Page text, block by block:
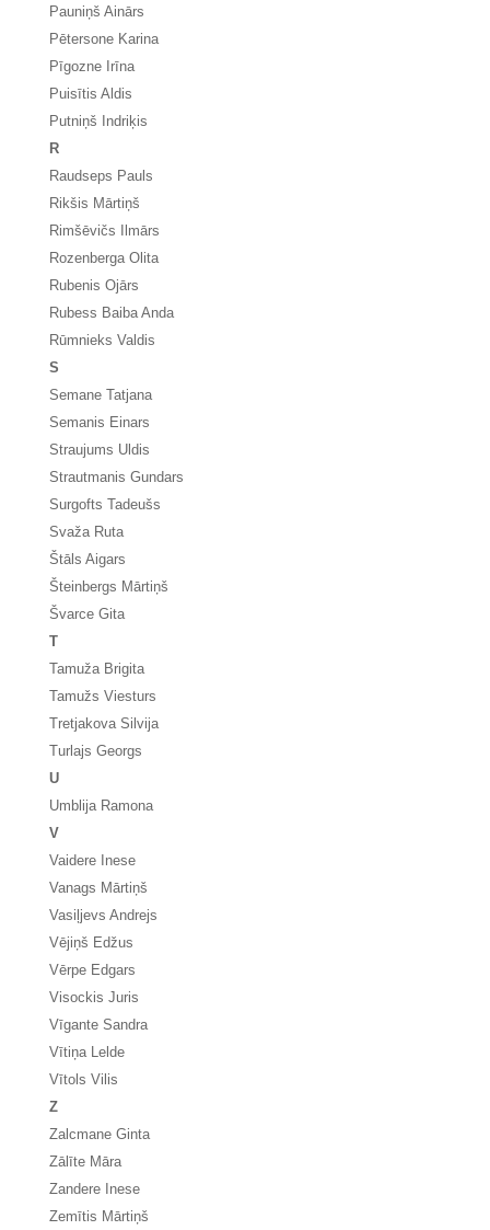
Pauniņš Ainārs
Pētersone Karina
Pīgozne Irīna
Puisītis Aldis
Putniņš Indriķis
R
Raudseps Pauls
Rikšis Mārtiņš
Rimšēvičs Ilmārs
Rozenberga Olita
Rubenis Ojārs
Rubess Baiba Anda
Rūmnieks Valdis
S
Semane Tatjana
Semanis Einars
Straujums Uldis
Strautmanis Gundars
Surgofts Tadeušs
Svaža Ruta
Štāls Aigars
Šteinbergs Mārtiņš
Švarce Gita
T
Tamuža Brigita
Tamužs Viesturs
Tretjakova Silvija
Turlajs Georgs
U
Umblija Ramona
V
Vaidere Inese
Vanags Mārtiņš
Vasiļjevs Andrejs
Vējiņš Edžus
Vērpe Edgars
Visockis Juris
Vīgante Sandra
Vītiņa Lelde
Vītols Vilis
Z
Zalcmane Ginta
Zālīte Māra
Zandere Inese
Zemītis Mārtiņš